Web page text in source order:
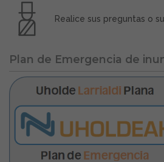
Realice sus preguntas o
Plan de Emergencia de